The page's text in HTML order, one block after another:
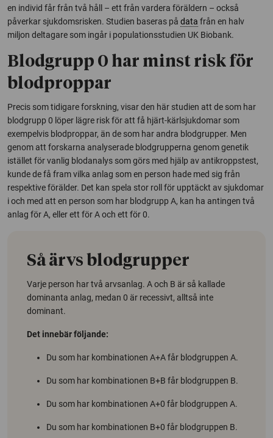
en individ får från två håll – ett från vardera föräldern – också
påverkar sjukdomsrisken. Studien baseras på data från en halv
miljon deltagare som ingår i populationsstudien UK Biobank.
Blodgrupp 0 har minst risk för
blodproppar
Precis som tidigare forskning, visar den här studien att de som har
blodgrupp 0 löper lägre risk för att få hjärt-kärlsjukdomar som
exempelvis blodproppar, än de som har andra blodgrupper. Men
genom att forskarna analyserade blodgrupperna genom genetik
istället för vanlig blodanalys som görs med hjälp av antikroppstest,
kunde de få fram vilka anlag som en person hade med sig från
respektive förälder. Det kan spela stor roll för upptäckt av sjukdomar
i och med att en person som har blodgrupp A, kan ha antingen två
anlag för A, eller ett för A och ett för 0.
Så ärvs blodgrupper
Varje person har två arvsanlag. A och B är så kallade
dominanta anlag, medan 0 är recessivt, alltså inte
dominant.
Det innebär följande:
Du som har kombinationen A+A får blodgruppen A.
Du som har kombinationen B+B får blodgruppen B.
Du som har kombinationen A+0 får blodgruppen A.
Du som har kombinationen B+0 får blodgruppen B.